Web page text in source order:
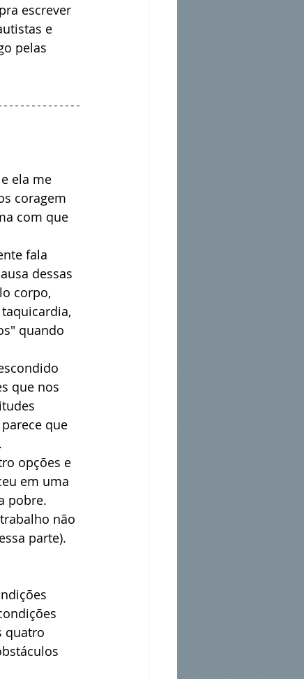
escrever
e
pelas
ela me
coragem
com que
fala
dessas
corpo,
quando
que nos
que
opções e
em uma
pobre.
não
parte).
quatro